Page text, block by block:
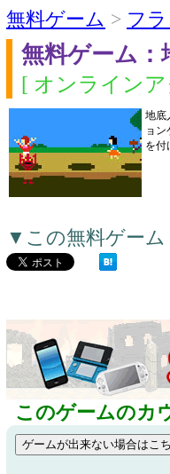
無料ゲーム > フ
無料ゲーム：
[ オンライン
地底
ョ
を付
▼この無料ゲーム
このゲームのカ